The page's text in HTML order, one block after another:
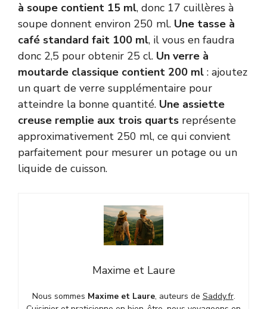
à soupe contient 15 ml, donc 17 cuillères à
soupe donnent environ 250 ml. Une tasse à
café standard fait 100 ml, il vous en faudra
donc 2,5 pour obtenir 25 cl. Un verre à
moutarde classique contient 200 ml : ajoutez
un quart de verre supplémentaire pour
atteindre la bonne quantité. Une assiette
creuse remplie aux trois quarts représente
approximativement 250 ml, ce qui convient
parfaitement pour mesurer un potage ou un
liquide de cuisson.
Maxime et Laure
Nous sommes Maxime et Laure, auteurs de Saddy.fr.